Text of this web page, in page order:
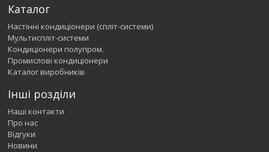
Каталог
Настінні кондиціонери (спліт-системи)
Мультиспліт-системи
Кондиціонери полупром.
Промислові кондиціонери
Каталог виробників
Інші розділи
Наші контакти
Про нас
Відгуки
Новини